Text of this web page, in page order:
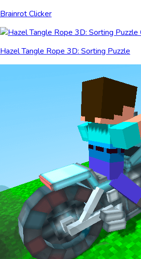
Brainrot Clicker
Hazel Tangle Rope 3D: Sorting Puzzle